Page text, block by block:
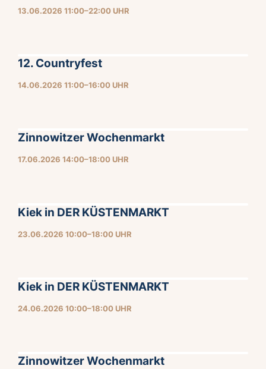
13.06.2026 11:00–22:00 UHR
14.06.2026 11:00–16:00 UHR
12. Countryfest
17.06.2026 14:00–18:00 UHR
Zinnowitzer Wochenmarkt
23.06.2026 10:00–18:00 UHR
Kiek in DER KÜSTENMARKT
24.06.2026 10:00–18:00 UHR
Kiek in DER KÜSTENMARKT
Zinnowitzer Wochenmarkt